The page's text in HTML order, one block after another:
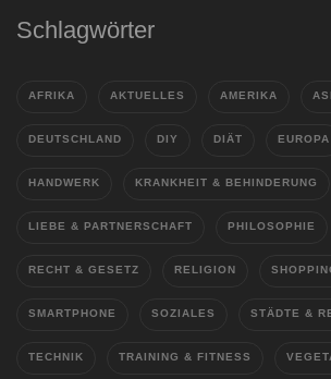
Schlagwörter
AFRIKA AKTUELLES AMERIKA
DEUTSCHLAND DIY DIÄT EUROPA
HANDWERK KRANKHEIT & BEHINDERUNG
LIEBE & PARTNERSCHAFT PHILOSOPHIE
RECHT & GESETZ RELIGION
SMARTPHONE SOZIALES STÄDTE &
TECHNIK TRAINING & FITNESS